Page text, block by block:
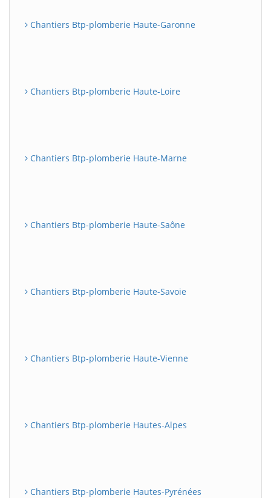
Chantiers Btp-plomberie Haute-Garonne
Chantiers Btp-plomberie Haute-Loire
Chantiers Btp-plomberie Haute-Marne
Chantiers Btp-plomberie Haute-Saône
Chantiers Btp-plomberie Haute-Savoie
Chantiers Btp-plomberie Haute-Vienne
Chantiers Btp-plomberie Hautes-Alpes
Chantiers Btp-plomberie Hautes-Pyrénées